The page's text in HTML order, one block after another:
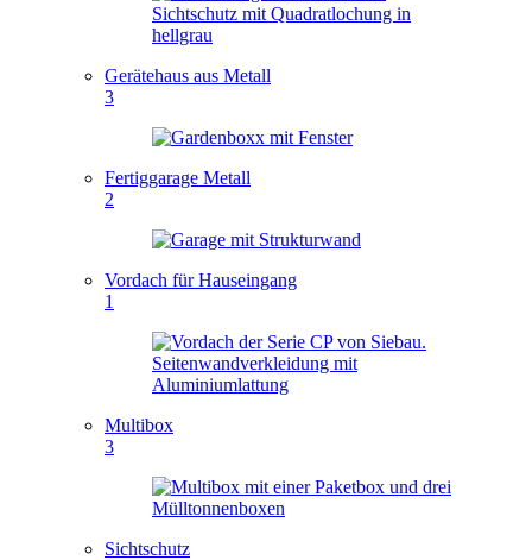
Gerätehaus aus Metall
3
Fertiggarage Metall
2
Vordach für Hauseingang
1
Multibox
3
Sichtschutz